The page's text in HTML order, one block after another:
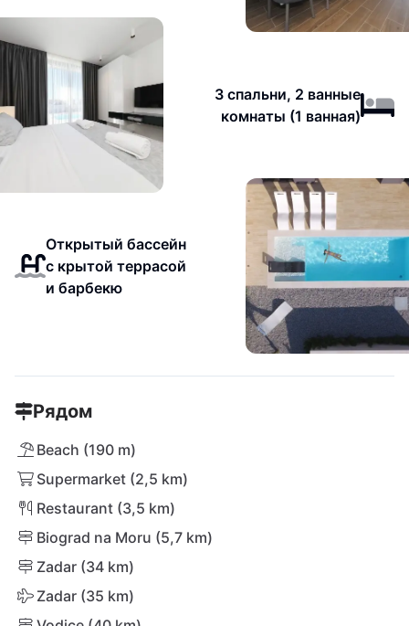
3 спальни, 2 ванные
комнаты (1 ванная)
Открытый бассейн
с крытой террасой
и барбекю
Рядом
Beach (190 m)
Supermarket (2,5 km)
Restaurant (3,5 km)
Biograd na Moru (5,7 km)
Zadar (34 km)
Zadar (35 km)